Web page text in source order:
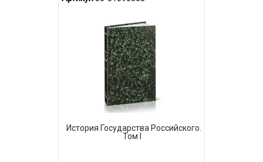
История Государства Российского.
Том I